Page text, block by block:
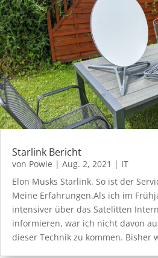
Starlink Bericht
von Powie | Aug. 2, 2021 | IT
Elon Musks Starlink. So ist der
Meine Erfahrungen.Als ich im
intensiver über das Satelitten
informieren, war ich nicht davon
dieser Technik zu kommen. Bisher